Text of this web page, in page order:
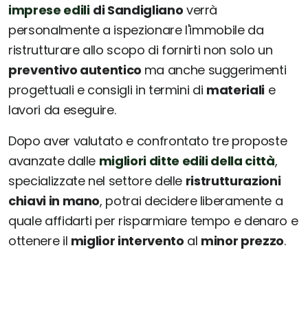
imprese edili di Sandigliano verrà
personalmente a ispezionare l'immobile da
ristrutturare allo scopo di fornirti non solo un
preventivo autentico ma anche suggerimenti
progettuali e consigli in termini di materialie
lavori da eseguire.
Dopo aver valutato e confrontato tre proposte
avanzate dalle migliori ditte edili della città,
specializzate nel settore delle ristrutturazioni
chiavi in mano, potrai decidere liberamente a
quale affidarti per risparmiare tempo e denaro e
ottenere il miglior intervento al minor prezzo.